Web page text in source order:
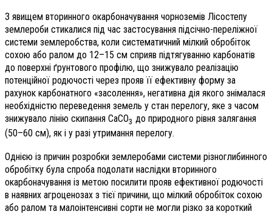
З явищем вторинного окарбоначування чорноземів Лісостепу
землероби стикалися під час застосування підсічно-переліжної
системи землеробства, коли систематичний мілкий обробіток
сохою або ралом до 12–15 см сприяв підтягуванню карбонатів
до поверхні ґрунтового профілю, що знижувало реалізацію
потенційної родючості через прояв її ефективну форму за
рахунок карбонатного «засолення», негативна дія якого знімалася
необхідністю переведення земель у стан перелогу, яке з часом
знижувало лінію скипання СаСО3 до природного рівня залягання
(50–60 см), як і у разі утримання перелогу.
Однією із причин розробки землеробами системи різноглибинного
обробітку була спроба подолати наслідки вторинного
окарбоначування із метою посилити прояв ефективної родючості
в наявних агроценозах з тієї причини, що мілкий обробіток сохою
або ралом та малоінтенсивні сорти не могли різко за короткий